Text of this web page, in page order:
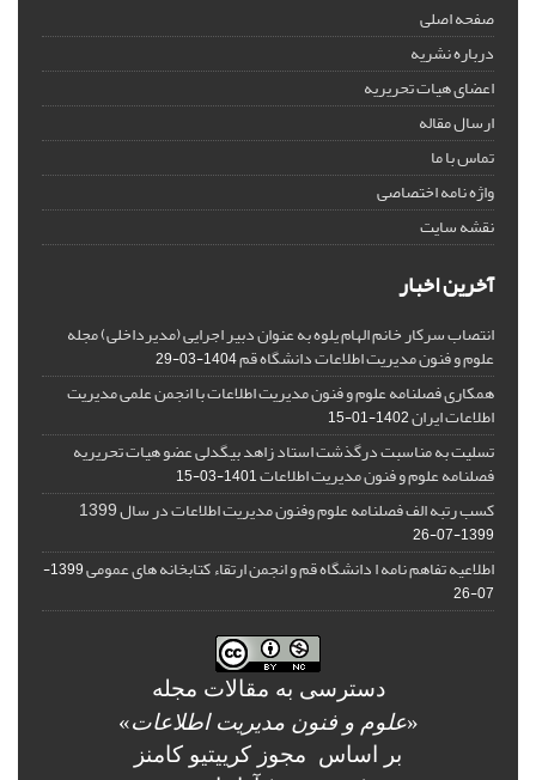
صفحه اصلی
درباره نشریه
اعضای هیات تحریریه
ارسال مقاله
تماس با ما
واژه نامه اختصاصی
نقشه سایت
آخرین اخبار
انتصاب سرکار خانم الهام یلوه به عنوان دبیر اجرایی (مدیرداخلی) مجله
علوم و فنون مدیریت اطلاعات دانشگاه قم1404-03-29
همکاری فصلنامه علوم و فنون مدیریت اطلاعات با انجمن علمی مدیریت
اطلاعات ایران1402-01-15
تسلیت به مناسبت درگذشت استاد زاهد بیگدلی عضو هیات تحریریه
فصلنامه علوم و فنون مدیریت اطلاعات1401-03-15
کسب رتبه الف فصلنامه علوم وفنون مدیریت اطلاعات در سال 1399
1399-07-26
اطلاعیه تفاهم نامه ا دانشگاه قم و انجمن ارتقاء کتابخانه های عمومی
1399-
07-26
دسترسی به مقالات مجله
«علوم و فنون مدیریت اطلاعات»
بر اساس مجوز کرییتیو کامنز